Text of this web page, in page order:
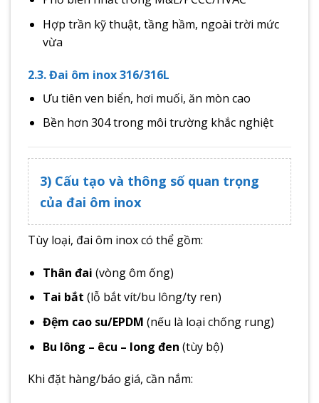
Hợp trần kỹ thuật, tầng hầm, ngoài trời mức
vừa
2.3. Đai ôm inox 316/316L
Ưu tiên ven biển, hơi muối, ăn mòn cao
Bền hơn 304 trong môi trường khắc nghiệt
3) Cấu tạo và thông số quan trọng
của đai ôm inox
Tùy loại, đai ôm inox có thể gồm:
Thân đai (vòng ôm ống)
Tai bắt (lỗ bắt vít/bu lông/ty ren)
Đệm cao su/EPDM (nếu là loại chống rung)
Bu lông – êcu – long đen (tùy bộ)
Khi đặt hàng/báo giá, cần nắm: